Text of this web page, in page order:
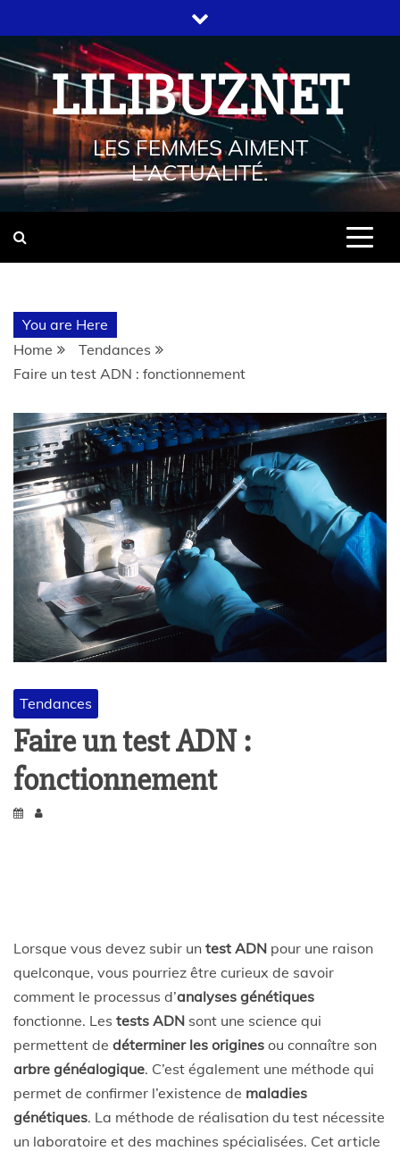
LILIBUZNET
LES FEMMES AIMENT
L'ACTUALITÉ.
You are Here
Home
Tendances
Faire un test ADN : fonctionnement
Tendances
Faire un test ADN :
fonctionnement
Lorsque vous devez subir un test ADN pour une raison
quelconque, vous pourriez être curieux de savoir
comment le processus d’analyses génétiques
fonctionne. Les tests ADN sont une science qui
permettent de déterminer les origines ou connaître son
arbre généalogique. C’est également une méthode qui
permet de confirmer l’existence de maladies
génétiques. La méthode de réalisation du test nécessite
un laboratoire et des machines spécialisées. Cet article